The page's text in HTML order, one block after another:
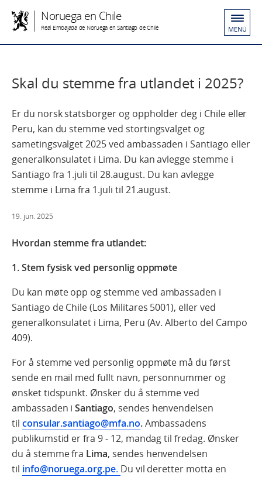
Noruega en Chile
Real Embajada de Noruega en Santiago de Chile MENÚ
Skal du stemme fra utlandet i 2025?
Er du norsk statsborger og oppholder deg i Chile eller
Peru, kan du stemme ved stortingsvalget og
sametingsvalget 2025 ved ambassaden i Santiago eller
generalkonsulatet i Lima. Du kan avlegge stemme i
Santiago fra 1.juli til 28.august. Du kan avlegge
stemme i Lima fra 1.juli til 21.august.
19. jun. 2025
Hvordan stemme fra utlandet:
1. Stem fysisk ved personlig oppmøte
Du kan møte opp og stemme ved ambassaden i
Santiago de Chile (Los Militares 5001), eller ved
generalkonsulatet i Lima, Peru (Av. Alberto del Campo
409).
For å stemme ved personlig oppmøte må du først
sende en mail medfullt navn, personnummer og
ønsket tidspunkt. Ønsker du å stemme ved
ambassaden iSantiago, sendes henvendelsen
til consular.santiago@mfa.no.Ambassadens
publikumstid er fra 9 - 12, mandag til fredag. Ønsker
du å stemme fra Lima, sendes henvendelsen
til info@noruega.org.pe. Du vil deretter motta en